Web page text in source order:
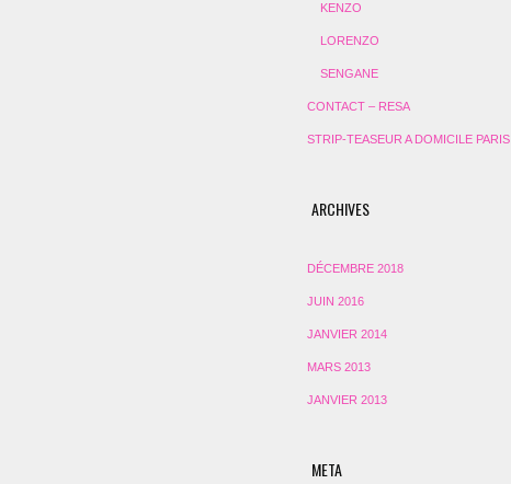
KENZO
LORENZO
SENGANE
CONTACT – RESA
STRIP-TEASEUR A DOMICILE PARIS
ARCHIVES
DÉCEMBRE 2018
JUIN 2016
JANVIER 2014
MARS 2013
JANVIER 2013
META